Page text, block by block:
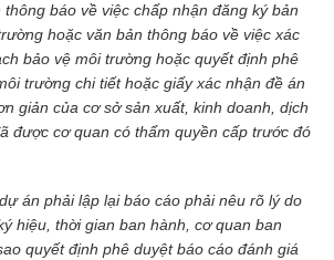
báo về việc chấp nhận đăng ký bản
hoặc văn bản thông báo về việc xác
bảo vệ môi trường hoặc quyết định phê
trường chi tiết hoặc giấy xác nhận đề án
giản của cơ sở sản xuất, kinh doanh, dịch
được cơ quan có thẩm quyền cấp trước đó
án phải lập lại báo cáo phải nêu rõ lý do
hiệu, thời gian ban hành, cơ quan ban
quyết định phê duyệt báo cáo đánh giá